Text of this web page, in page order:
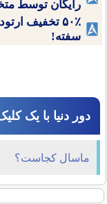
رایگان توسط
۵۰٪ تخفیف
سفته!
دور دنیا با یک
ماسال کجاست؟